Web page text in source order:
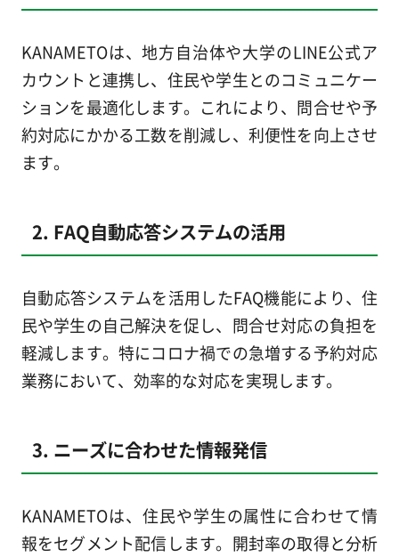
KANAMETOは、地方自治体や大学のLINE公式ア
カウントと連携し、住民や学生とのコミュニケー
ションを最適化します。これにより、問合せや予
約対応にかかる工数を削減し、利便性を向上させ
ます。
2. FAQ自動応答システムの活用
自動応答システムを活用したFAQ機能により、住
民や学生の自己解決を促し、問合せ対応の負担を
軽減します。特にコロナ禍での急増する予約対応
業務において、効率的な対応を実現します。
3. ニーズに合わせた情報発信
KANAMETOは、住民や学生の属性に合わせて情
報をセグメント配信します。開封率の取得と分析